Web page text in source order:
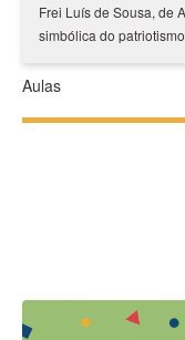
Frei Luís de Sousa, de
simbólica do
Aulas